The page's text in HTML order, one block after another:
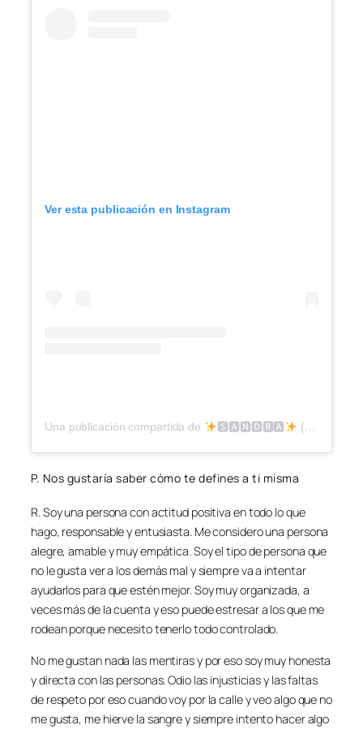
Ver esta publicación en Instagram
Una publicación compartida de 🆂🅰🅽🅳🆁🅰 (@saandraoff)
P. Nos gustaría saber cómo te defines a ti misma
R. Soy una persona con actitud positiva en todo lo que
hago, responsable y entusiasta. Me considero una persona
alegre, amable y muy empática. Soy el tipo de persona que
no le gusta ver a los demás mal y siempre va a intentar
ayudarlos para que estén mejor. Soy muy organizada, a
veces más de la cuenta y eso puede estresar a los que me
rodean porque necesito tenerlo todo controlado.
No me gustan nada las mentiras y por eso soy muy honesta
y directa con las personas. Odio las injusticias y las faltas
de respeto por eso cuando voy por la calle y veo algo que no
me gusta, me hierve la sangre y siempre intento hacer algo